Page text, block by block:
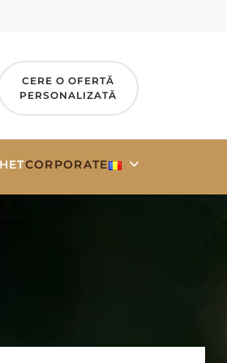
CERE O OFERTĂ
PERSONALIZATĂ
CORPORATE